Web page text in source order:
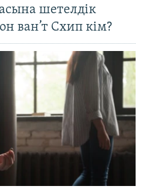
шетелдік
ван’т Схип кім?